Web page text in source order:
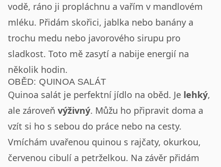
vodě, ráno ji propláchnu a vařím v mandlovém
mléku. Přidám skořici, jablka nebo banány a
trochu medu nebo javorového sirupu pro
sladkost. Toto mě zasytí a nabije energií na
několik hodin.
OBĚD: QUINOA SALÁT
Quinoa salát je perfektní jídlo na oběd. Je lehký,
ale zároveň výživný. Můžu ho připravit doma a
vzít si ho s sebou do práce nebo na cesty.
Vmíchám uvařenou quinou s rajčaty, okurkou,
červenou cibulí a petrželkou. Na závěr přidám